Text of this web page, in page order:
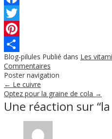
Facebook
Twitter
Pinterest
Partager
Blog-pilules Publié dans Les
Commentaires
Poster navigation
← Le cuivre
Optez pour la graine de cola →
Une réaction sur “